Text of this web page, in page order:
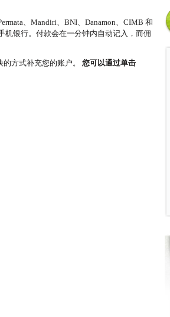
、Mandiri、BNI、Danamon、CIMB 和
机银行。付款会在一分钟内自动记入，而佣
方式补充您的账户。 您可以通过单击